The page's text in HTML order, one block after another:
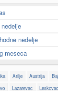
nedelje
meseca
Arilje Austrija
Lazarevac Leskovac